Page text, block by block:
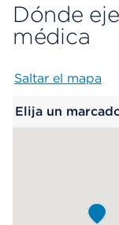
Dónde
médica
Saltar el mapa
Elija un